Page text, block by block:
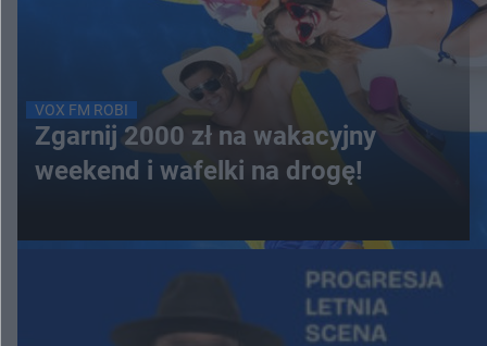
VOX FM ROBI
Zgarnij 2000 zł na wakacyjny
weekend i wafelki na drogę!